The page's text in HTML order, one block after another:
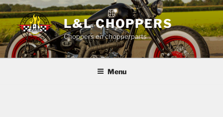
Ga
naar
de
inhoud
L&L CHOPPERS
Choppers en chopperparts
Menu